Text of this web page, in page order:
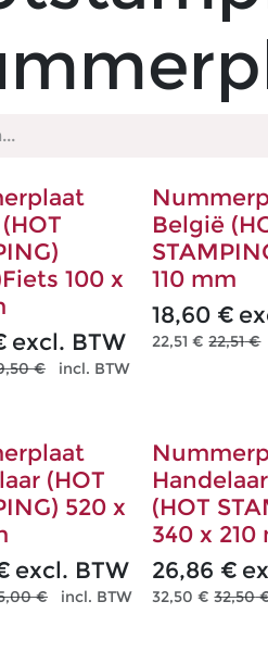
100 x
excl. BTW
€ incl. BTW
België
110 mm
18,60 €
22,51 € 22,51€
(HOT
520 x
excl. BTW
€ incl. BTW
(HOT
340 x 210
26,86 €
32,50 € 32,50